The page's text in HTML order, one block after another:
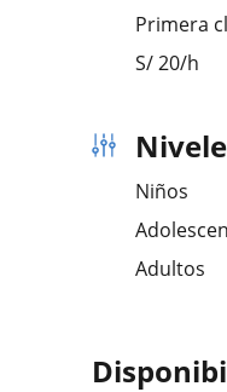
Primera
S/20/h
Niños
Adultos